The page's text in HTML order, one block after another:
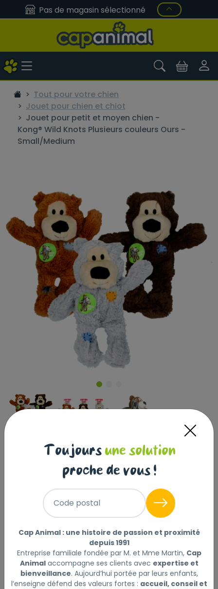
Pas de magasin sélectionné
Tout pour votre chien
Jouet pour chien et chiot
Jouet pour petit et moyen chien -
Kong® Wild Knots Plusieurs couleurs Ours -
Small/Medium
Jouet pour petit et moyen chien -
Kong® Wild Knots Plusieurs
couleurs Ours - Small/Medium
Réf : 035585454252
Jouet pour petit et moyen chien - Kong® Wild
suite
Choisir mon magasin Sélectionner
Toujours une solution
proche de vous !
Code postal
Cap Animal : une histoire de passion et proximité
depuis 1991
Entreprise familiale fondée par M. et Mme Martin, Cap
Animalaccompagne ses clients avec expertise et
bienveillance. Aujourd’hui portée par leurs enfants,
l’enseigne défend des valeurs fortes : accueil, conseil et